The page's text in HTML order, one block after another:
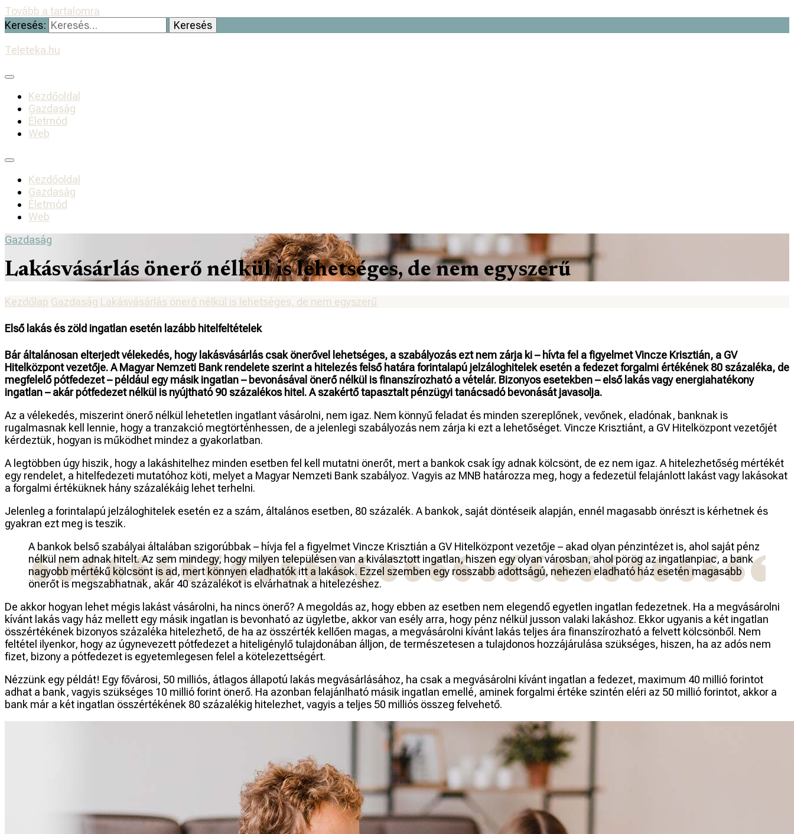
Tovább a tartalomra
Keresés:
Teleteka.hu
Kezdőoldal
Gazdaság
Életmód
Web
Kezdőoldal
Gazdaság
Életmód
Web
Gazdaság
Lakásvásárlás önerő nélkül is lehetséges, de nem egyszerű
Kezdőlap Gazdaság Lakásvásárlás önerő nélkül is lehetséges, de nem egyszerű
Első lakás és zöld ingatlan esetén lazább hitelfeltételek
Bár általánosan elterjedt vélekedés, hogy lakásvásárlás csak önerővel lehetséges, a szabályozás ezt nem zárja ki – hívta fel a figyelmet Vincze Krisztián, a GV
Hitelközpont vezetője. A Magyar Nemzeti Bank rendelete szerint a hitelezés felső határa forintalapú jelzáloghitelek esetén a fedezet forgalmi értékének 80 százaléka, de
megfelelő pótfedezet – például egy másik ingatlan – bevonásával önerő nélkül is finanszírozható a vételár. Bizonyos esetekben – első lakás vagy energiahatékony
ingatlan – akár pótfedezet nélkül is nyújtható 90 százalékos hitel. A szakértő tapasztalt pénzügyi tanácsadó bevonását javasolja.
Az a vélekedés, miszerint önerő nélkül lehetetlen ingatlant vásárolni, nem igaz. Nem könnyű feladat és minden szereplőnek, vevőnek, eladónak, banknak is
rugalmasnak kell lennie, hogy a tranzakció megtörténhessen, de a jelenlegi szabályozás nem zárja ki ezt a lehetőséget. Vincze Krisztiánt, a GV Hitelközpont vezetőjét
kérdeztük, hogyan is működhet mindez a gyakorlatban.
A legtöbben úgy hiszik, hogy a lakáshitelhez minden esetben fel kell mutatni önerőt, mert a bankok csak így adnak kölcsönt, de ez nem igaz. A hitelezhetőség mértékét
egy rendelet, a hitelfedezeti mutatóhoz köti, melyet a Magyar Nemzeti Bank szabályoz. Vagyis az MNB határozza meg, hogy a fedezetül felajánlott lakást vagy lakásokat
a forgalmi értéküknek hány százalékáig lehet terhelni.
Jelenleg a forintalapú jelzáloghitelek esetén ez a szám, általános esetben, 80 százalék. A bankok, saját döntéseik alapján, ennél magasabb önrészt is kérhetnek és
gyakran ezt meg is teszik.
A bankok belső szabályai általában szigorúbbak – hívja fel a figyelmet Vincze Krisztián a GV Hitelközpont vezetője – akad olyan pénzintézet is, ahol saját pénz
nélkül nem adnak hitelt. Az sem mindegy, hogy milyen településen van a kiválasztott ingatlan, hiszen egy olyan városban, ahol pörög az ingatlanpiac, a bank
nagyobb mértékű kölcsönt is ad, mert könnyen eladhatók itt a lakások. Ezzel szemben egy rosszabb adottságú, nehezen eladható ház esetén magasabb
önerőt is megszabhatnak, akár 40 százalékot is elvárhatnak a hitelezéshez.
De akkor hogyan lehet mégis lakást vásárolni, ha nincs önerő? A megoldás az, hogy ebben az esetben nem elegendő egyetlen ingatlan fedezetnek. Ha a megvásárolni
kívánt lakás vagy ház mellett egy másik ingatlan is bevonható az ügyletbe, akkor van esély arra, hogy pénz nélkül jusson valaki lakáshoz. Ekkor ugyanis a két ingatlan
összértékének bizonyos százaléka hitelezhető, de ha az összérték kellően magas, a megvásárolni kívánt lakás teljes ára finanszírozható a felvett kölcsönből. Nem
feltétel ilyenkor, hogy az úgynevezett pótfedezet a hiteligénylő tulajdonában álljon, de természetesen a tulajdonos hozzájárulása szükséges, hiszen, ha az adós nem
fizet, bizony a pótfedezet is egyetemlegesen felel a kötelezettségért.
Nézzünk egy példát! Egy fővárosi, 50 milliós, átlagos állapotú lakás megvásárlásához, ha csak a megvásárolni kívánt ingatlan a fedezet, maximum 40 millió forintot
adhat a bank, vagyis szükséges 10 millió forint önerő. Ha azonban felajánlható másik ingatlan emellé, aminek forgalmi értéke szintén eléri az 50 millió forintot, akkor a
bank már a két ingatlan összértékének 80 százalékig hitelezhet, vagyis a teljes 50 milliós összeg felvehető.